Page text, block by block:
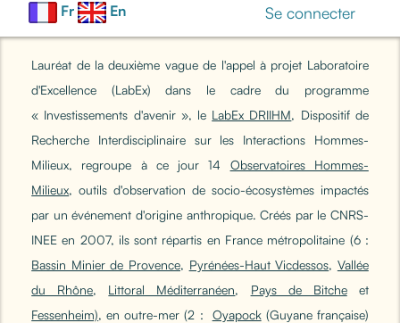
Fr En Se connecter
Lauréat de la deuxième vague de l'appel à projet Laboratoire
d'Excellence (LabEx) dans le cadre du programme
« Investissements d'avenir », le LabEx DRIIHM, Dispositif de
Recherche Interdisciplinaire sur les Interactions Hommes-
Milieux, regroupe à ce jour 14 Observatoires Hommes-
Milieux, outils d'observation de socio-écosystèmes impactés
par un événement d'origine anthropique. Créés par le CNRS-
INEE en 2007, ils sont répartis en France métropolitaine (6 :
Bassin Minier de Provence, Pyrénées-Haut Vicdessos, Vallée
du Rhône, Littoral Méditerranéen, Pays de Bitcheet
Fessenheim), en outre-mer (2 : Oyapock(Guyane française)